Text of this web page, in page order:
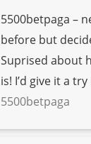
5500betpaga –
before but
Suprised about
is! I’d give it a
5500betpaga